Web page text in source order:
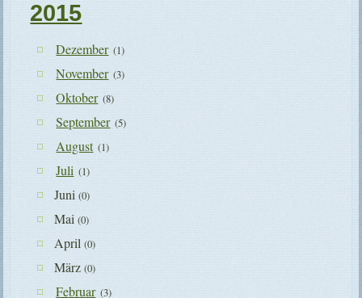
2015
Dezember (1)
November (3)
Oktober (8)
September (5)
August (1)
Juli (1)
Juni(0)
Mai(0)
April(0)
März(0)
Februar (3)